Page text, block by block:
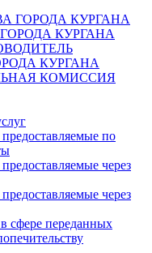
ГОРОДА КУРГАНА
КУРГАНА
КУРГАНА
КОМИССИЯ
по
через
через
сфере переданных